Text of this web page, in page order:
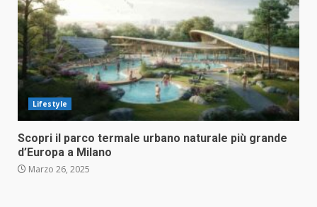
Lifestyle
Scopri il parco termale urbano naturale più grande
d’Europa a Milano
Marzo 26, 2025